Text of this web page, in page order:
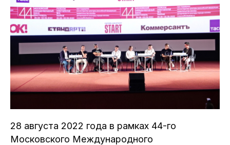
28 августа 2022 года в рамках 44-го
Московского Международного